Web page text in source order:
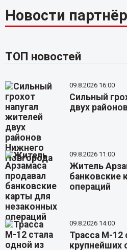
Новости
ТОП новостей
09.8.2026 16:00
Сильный
двух
09.8.2026 11:00
Житель
банковские
операций
09.8.2026 14:00
Трасса М-12
крупнейших